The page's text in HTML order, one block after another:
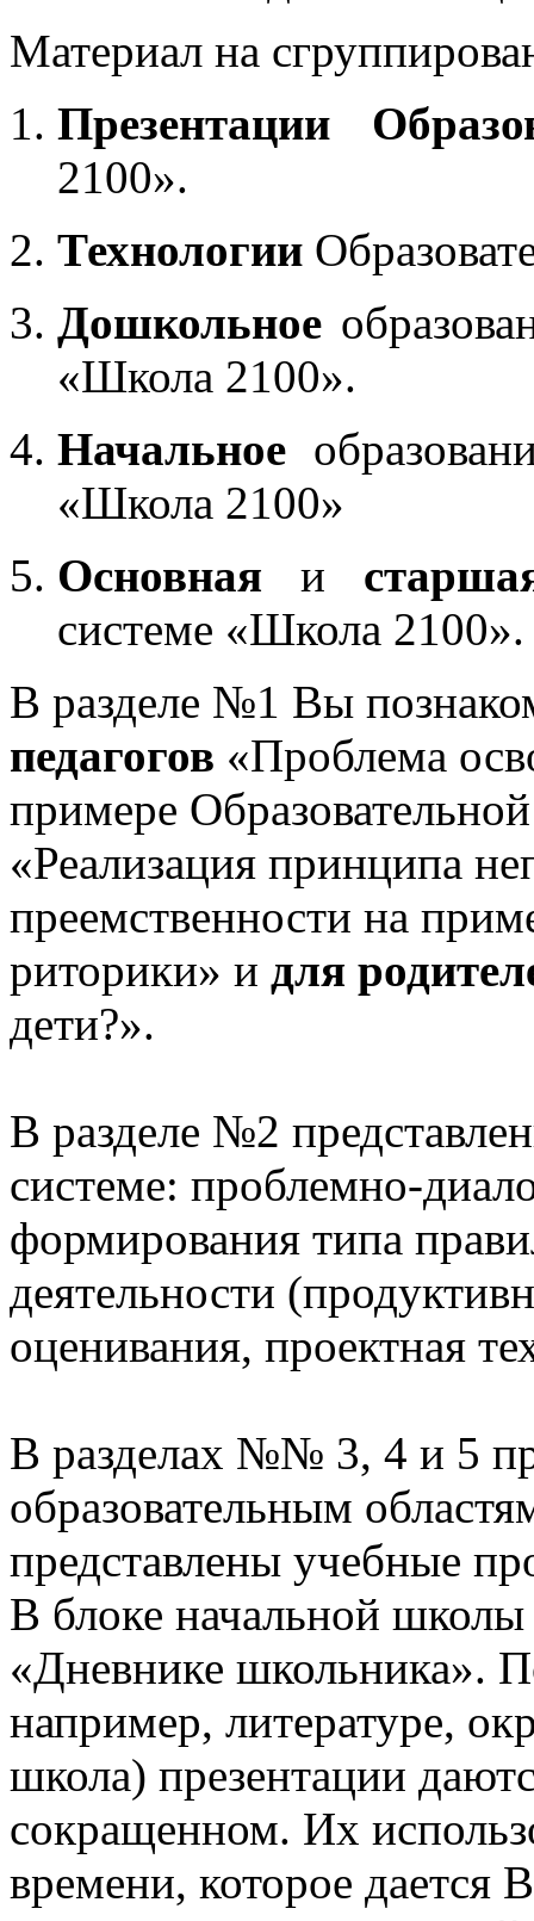
Материал на
Презентации
2100».
Технологии
Дошкольное
«Школа 2100».
Начальное
«Школа 2100»
Основная и
системе «Школа 2100».
В разделе №1 Вы
педагогов «Проблема
примере
«Реализация принципа
преемственности на
риторики» и для
дети?».
В разделе №2
системе: проблемно-
формирования типа
деятельности
оценивания, проектная
В разделах №№ 3, 4 и 5
образовательным
представлены учебные
В блоке начальной
«Дневнике школьника».
например, литературе,
школа) презентации
сокращенном. Их
времени, которое дается